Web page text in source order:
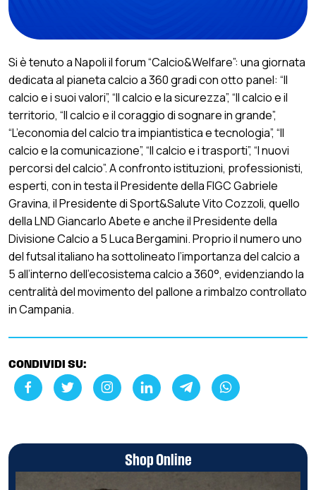
Si è tenuto a Napoli il forum “Calcio&Welfare”: una giornata
dedicata al pianeta calcio a 360 gradi con otto panel: “Il
calcio e i suoi valori”, “Il calcio e la sicurezza”, “Il calcio e il
territorio, “Il calcio e il coraggio di sognare in grande”,
“L’economia del calcio tra impiantistica e tecnologia”, “Il
calcio e la comunicazione”, “Il calcio e i trasporti”, “I nuovi
percorsi del calcio”. A confronto istituzioni, professionisti,
esperti, con in testa il Presidente della FIGC Gabriele
Gravina, il Presidente di Sport&Salute Vito Cozzoli, quello
della LND Giancarlo Abete e anche il Presidente della
Divisione Calcio a 5 Luca Bergamini. Proprio il numero uno
del futsal italiano ha sottolineato l’importanza del calcio a
5 all’interno dell’ecosistema calcio a 360°, evidenziando la
centralità del movimento del pallone a rimbalzo controllato
in Campania.
CONDIVIDI SU:
Shop Online